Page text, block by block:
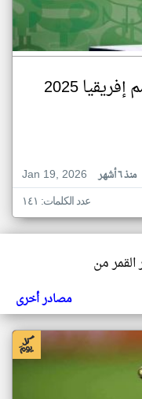
2025
Jan 19, 2026
منذ ٦ أشهر
عدد الكلمات: ١٤١
القمر من
مصادر أخرى